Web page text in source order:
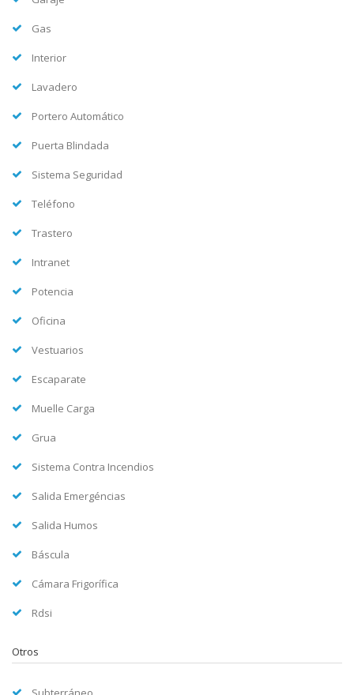
Gas
Interior
Lavadero
Portero Automático
Puerta Blindada
Sistema Seguridad
Teléfono
Trastero
Intranet
Potencia
Oficina
Vestuarios
Escaparate
Muelle Carga
Grua
Sistema Contra Incendios
Salida Emergéncias
Salida Humos
Báscula
Cámara Frigorífica
Rdsi
Otros